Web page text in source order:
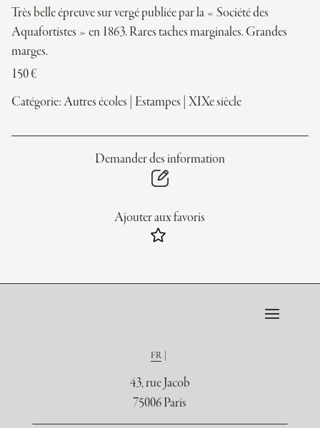
Très belle épreuve sur vergé publiée par la « Société des
Aquafortistes » en 1863. Rares taches marginales. Grandes
marges.
150€
Catégorie:Autres écoles Estampes XIXe siècle
Demander des information
Ajouter aux favoris
FR
43, rue Jacob
75006 Paris